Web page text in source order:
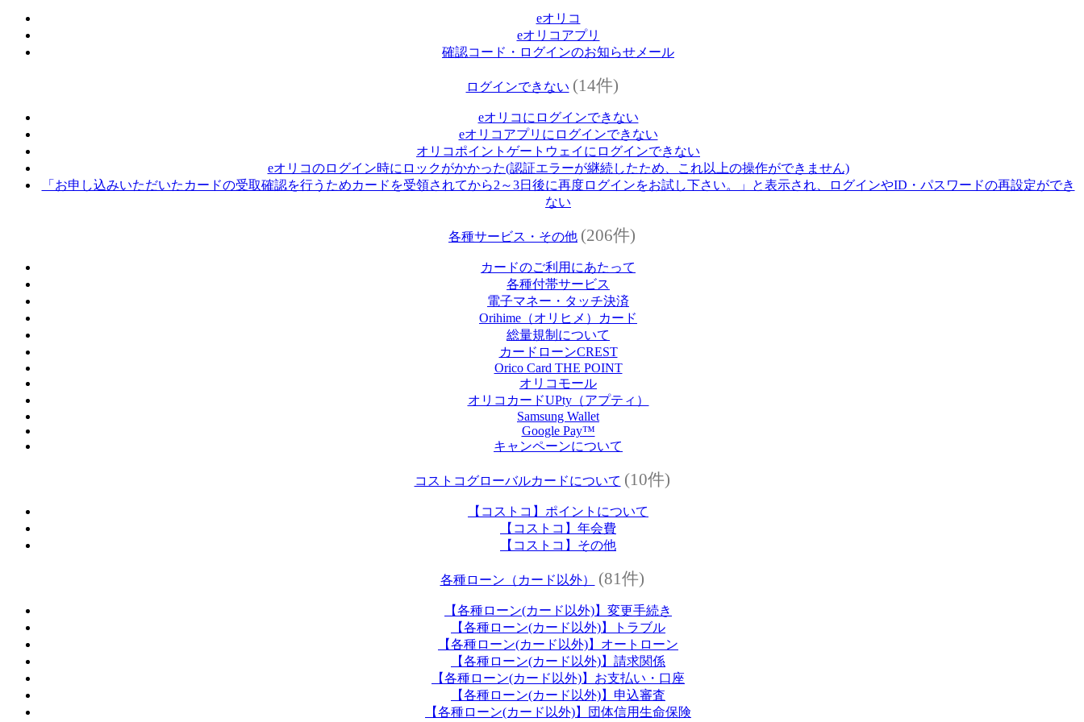
eオリコ
eオリコアプリ
確認コード・ログインのお知らせメール
ログインできない (14件)
eオリコにログインできない
eオリコアプリにログインできない
オリコポイントゲートウェイにログインできない
eオリコのログイン時にロックがかかった(認証エラーが継続したため、これ以上の操作ができません)
「お申し込みいただいたカードの受取確認を行うためカードを受領されてから2～3日後に再度ログインをお試し下さい。」と表示され、ログインやID・パスワードの再設定ができ
ない
各種サービス・その他 (206件)
カードのご利用にあたって
各種付帯サービス
電子マネー・タッチ決済
Orihime（オリヒメ）カード
総量規制について
カードローンCREST
Orico Card THE POINT
オリコモール
オリコカードUPty（アプティ）
Samsung Wallet
Google Pay™
キャンペーンについて
コストコグローバルカードについて (10件)
【コストコ】ポイントについて
【コストコ】年会費
【コストコ】その他
各種ローン（カード以外） (81件)
【各種ローン(カード以外)】変更手続き
【各種ローン(カード以外)】トラブル
【各種ローン(カード以外)】オートローン
【各種ローン(カード以外)】請求関係
【各種ローン(カード以外)】お支払い・口座
【各種ローン(カード以外)】申込審査
【各種ローン(カード以外)】団体信用生命保険